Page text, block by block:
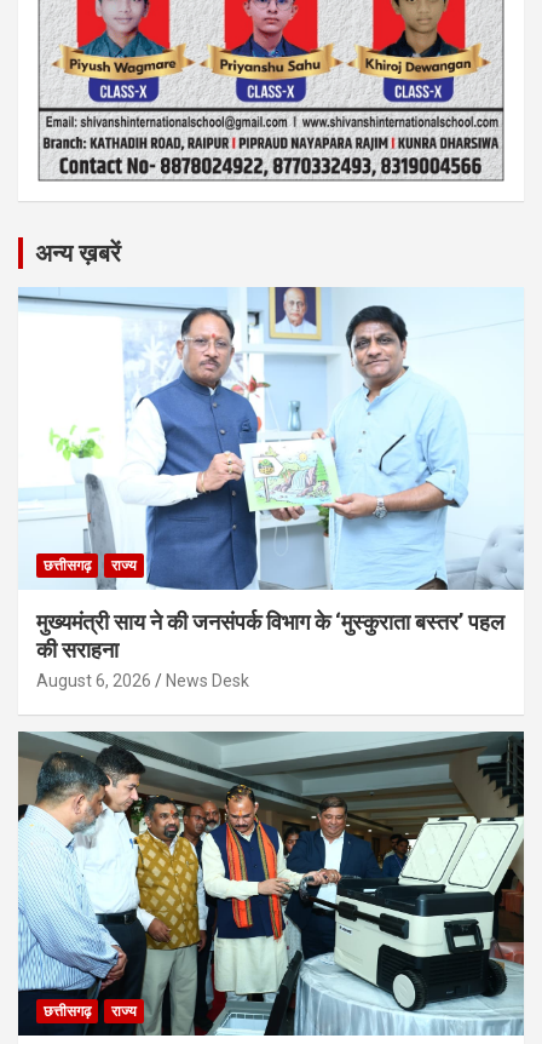
अन्य ख़बरें
छत्तीसगढ़ राज्य
मुख्यमंत्री साय ने की जनसंपर्क विभाग के ‘मुस्कुराता बस्तर’ पहल
की सराहना
August 6, 2026 News Desk
छत्तीसगढ़ राज्य